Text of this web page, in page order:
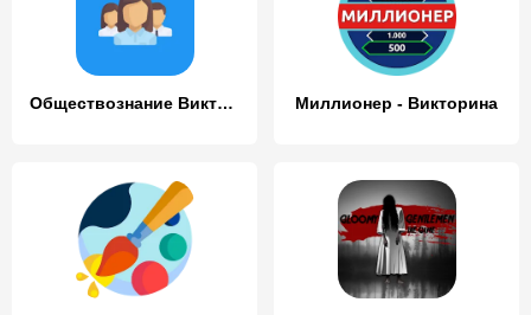
Обществознание Викторина Миллионер - Викторина